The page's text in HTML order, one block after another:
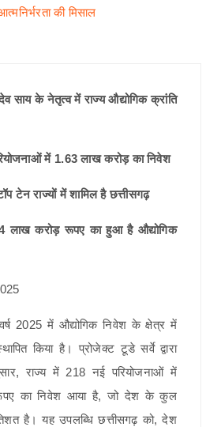
की मिसाल
साय के नेतृत्व में राज्य औद्योगिक क्रांति
में 1.63 लाख करोड़ का निवेश
टेन राज्यों में शामिल है छत्तीसगढ़
लाख करोड़ रूपए का हुआ है औद्योगिक
वर्ष 2025 में औद्योगिक निवेश के क्षेत्र में
किया है। प्रोजेक्ट टूडे सर्वे द्वारा
राज्य में 218 नई परियोजनाओं में
का निवेश आया है, जो देश के कुल
है। यह उपलब्धि छत्तीसगढ़ को, देश